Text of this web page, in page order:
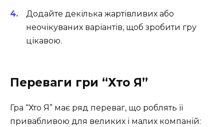
Додайте декілька жартівливих або
неочікуваних варіантів, щоб зробити гру
цікавою.
Переваги гри “Хто Я”
Гра “Хто Я” має ряд переваг, що роблять її
привабливою для великих і малих компаній: